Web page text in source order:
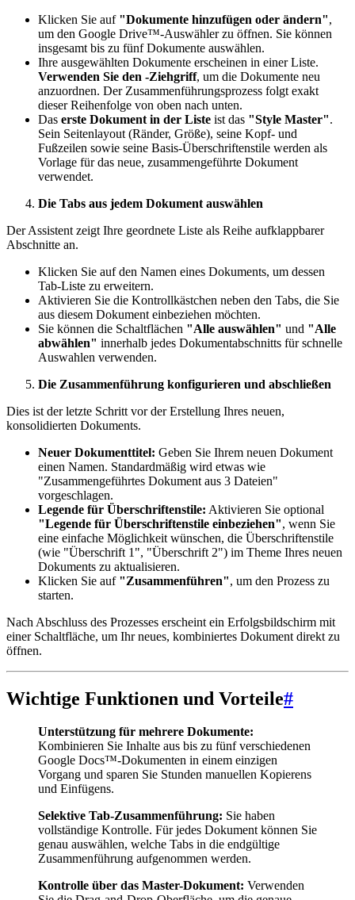
Klicken Sie auf "Dokumente hinzufügen oder ändern",
um den Google Drive™-Auswähler zu öffnen. Sie können
insgesamt bis zu fünf Dokumente auswählen.
Ihre ausgewählten Dokumente erscheinen in einer Liste.
Verwenden Sie den -Ziehgriff, um die Dokumente neu
anzuordnen. Der Zusammenführungsprozess folgt exakt
dieser Reihenfolge von oben nach unten.
Das erste Dokument in der Liste ist das "Style Master".
Sein Seitenlayout (Ränder, Größe), seine Kopf- und
Fußzeilen sowie seine Basis-Überschriftenstile werden als
Vorlage für das neue, zusammengeführte Dokument
verwendet.
Die Tabs aus jedem Dokument auswählen
Der Assistent zeigt Ihre geordnete Liste als Reihe aufklappbarer
Abschnitte an.
Klicken Sie auf den Namen eines Dokuments, um dessen
Tab-Liste zu erweitern.
Aktivieren Sie die Kontrollkästchen neben den Tabs, die Sie
aus diesem Dokument einbeziehen möchten.
Sie können die Schaltflächen "Alle auswählen" und "Alle
abwählen" innerhalb jedes Dokumentabschnitts für schnelle
Auswahlen verwenden.
Die Zusammenführung konfigurieren und abschließen
Dies ist der letzte Schritt vor der Erstellung Ihres neuen,
konsolidierten Dokuments.
Neuer Dokumenttitel: Geben Sie Ihrem neuen Dokument
einen Namen. Standardmäßig wird etwas wie
"Zusammengeführtes Dokument aus 3 Dateien"
vorgeschlagen.
Legende für Überschriftenstile: Aktivieren Sie optional
"Legende für Überschriftenstile einbeziehen", wenn Sie
eine einfache Möglichkeit wünschen, die Überschriftenstile
(wie "Überschrift 1", "Überschrift 2") im Theme Ihres neuen
Dokuments zu aktualisieren.
Klicken Sie auf "Zusammenführen", um den Prozess zu
starten.
Nach Abschluss des Prozesses erscheint ein Erfolgsbildschirm mit
einer Schaltfläche, um Ihr neues, kombiniertes Dokument direkt zu
öffnen.
Wichtige Funktionen und Vorteile#
Unterstützung für mehrere Dokumente:
Kombinieren Sie Inhalte aus bis zu fünf verschiedenen
Google Docs™-Dokumenten in einem einzigen
Vorgang und sparen Sie Stunden manuellen Kopierens
und Einfügens.
Selektive Tab-Zusammenführung: Sie haben
vollständige Kontrolle. Für jedes Dokument können Sie
genau auswählen, welche Tabs in die endgültige
Zusammenführung aufgenommen werden.
Kontrolle über das Master-Dokument: Verwenden